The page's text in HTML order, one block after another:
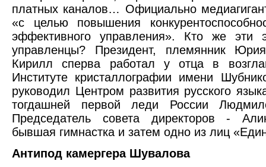
платных каналов… Официально
«с целью повышения
эффективного управления». Кто же эти
управленцы? Президент, племянник
Кирилл сперва работал у отца в
Институте кристаллографии имени
руководил Центром развития русского
тогдашней первой леди России
Председатель совета директоров -
бывшая гимнастка и затем одно из лиц
Антипод камергера Шувалова